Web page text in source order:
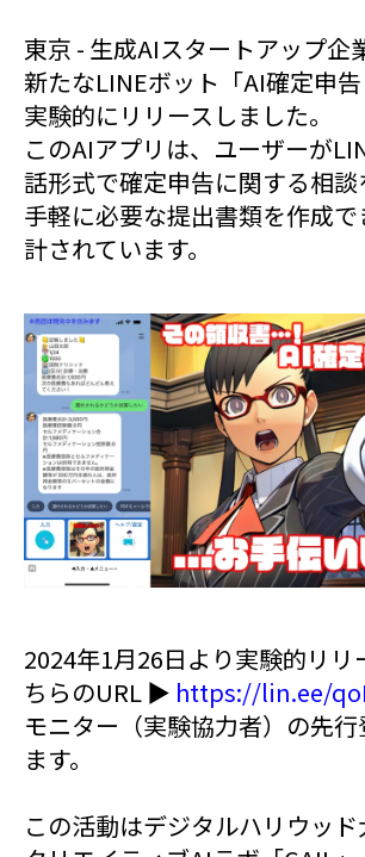
東京 - 生成AIスタートアップ企
新たなLINEボット「AI確定申
実験的にリリースしました。
このAIアプリは、ユーザーが
話形式で確定申告に関する相談
手軽に必要な提出書類を作成
計されています。
2024年1月26日より実験的リリ
ちらのURL ▶ https://lin.ee/
モニター（実験協力者）の先
ます。
この活動はデジタルハリウッド